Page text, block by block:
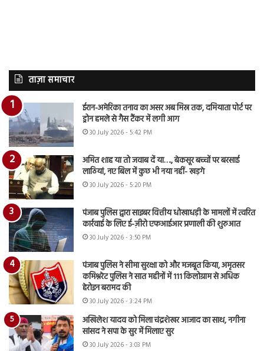
ताज़ा समाचार
ईरान-अमेरिका तनाव का असर अब मिस्र तक, दमियाता पोर्ट पर
ड्रोन हमले से गैस टैंकर में लगी आग
30 July 2026 - 5:42 PM
अमित शाह या तो जवाब दें या…., बेकसूर बच्चों पर बरसाई
लाठियां, नए बिल में कुछ भी नया नहीं- खड़गे
30 July 2026 - 5:20 PM
पंजाब पुलिस द्वारा साइबर वित्तीय धोखाधड़ी के मामलों में त्वरित
कार्रवाई के लिए ई-ज़ीरो एफआईआर प्रणाली की शुरुआत
30 July 2026 - 3:50 PM
पंजाब पुलिस ने सीमा सुरक्षा को और मजबूत किया, अमृतसर
कमिश्नरेट पुलिस ने सात महीनों में 111 किलोग्राम से अधिक
हेरोइन बरामद की
30 July 2026 - 3:24 PM
अखिलेश यादव को मिला चंद्रशेखर आजाद का साथ, नगीना
सांसद ने सपा के सुर में मिलाए सुर
30 July 2026 - 3:03 PM